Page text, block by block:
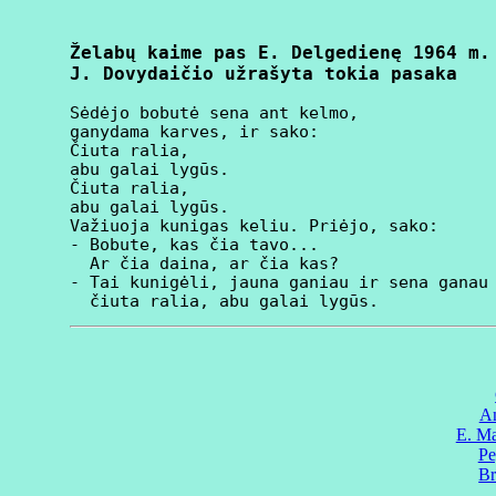
Želabų kaime pas E. Delgedienę 1964 m.
J. Dovydaičio užrašyta tokia pasaka
Sėdėjo bobutė sena ant kelmo,
ganydama karves, ir sako:
Čiuta ralia,
abu galai lygūs.
Čiuta ralia,
abu galai lygūs.
Važiuoja kunigas keliu. Priėjo, sako:
- Bobute, kas čia tavo...
  Ar čia daina, ar čia kas?
- Tai kunigėli, jauna ganiau ir sena
E.